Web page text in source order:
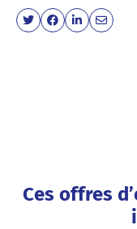
Ces offres